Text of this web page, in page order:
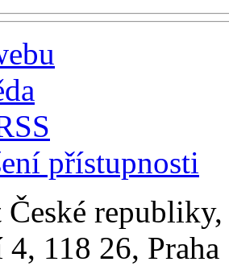
přístupnosti
České
4, 118 26,